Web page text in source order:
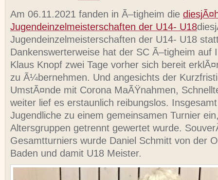
Am 06.11.2021 fanden in Ã–tigheim die
Jugendeinzelmeisterschaften der U14- U18
Jugendeinzelmeisterschaften der U14- U18
Dankenswerterweise hat der SC Ã–tigheim auf
Klaus Knopf zwei Tage vorher sich bereit
zu Ã¼bernehmen. Und angesichts der
UmstÃ¤nde mit Corona MaÃŸnahmen,
weiter lief es erstaunlich reibungslos.
Jugendliche zu einem gemeinsamen Turnier
Altersgruppen getrennt gewertet wurde.
Gesamtturniers wurde Daniel Schmitt von der
Baden und damit U18 Meister.